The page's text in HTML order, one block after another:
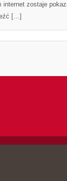
internet zostaje
[…]